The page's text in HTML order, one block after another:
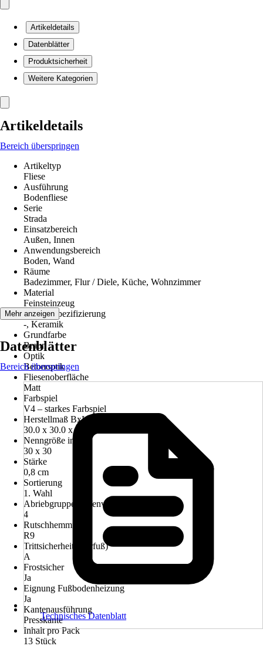
Artikeldetails
Datenblätter
Produktsicherheit
Weitere Kategorien
Artikeldetails
Bereich überspringen
Artikeltyp
Fliese
Ausführung
Bodenfliese
Serie
Strada
Einsatzbereich
Außen, Innen
Anwendungsbereich
Boden, Wand
Räume
Badezimmer, Flur / Diele, Küche, Wohnzimmer
Material
Feinsteinzeug
Materialspezifizierung
-, Keramik
Grundfarbe
Braun
Optik
Betonoptik
Fliesenoberfläche
Matt
Farbspiel
V4 – starkes Farbspiel
Herstellmaß BxLxS in cm
30.0 x 30.0 x 0.8 cm
Nenngröße in cm
30 x 30
Stärke
0,8 cm
Sortierung
1. Wahl
Abriebgruppe/Tiefenverschleiß
4
Rutschhemmung
R9
Trittsicherheit (Barfuß)
A
Frostsicher
Ja
Eignung Fußbodenheizung
Ja
Kantenausführung
Presskante
Inhalt pro Pack
13 Stück
Mehr anzeigen
Datenblätter
Bereich überspringen
Technisches Datenblatt